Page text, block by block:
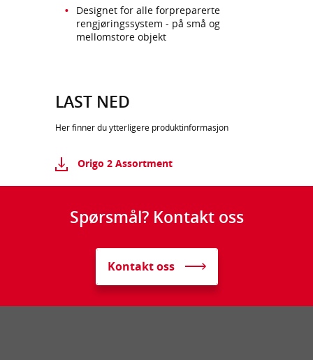
Designet for alle forpreparerte
rengjøringssystem - på små og
mellomstore objekt
LAST NED
Her finner du ytterligere produktinformasjon
Origo 2 Assortment
Spørsmål? Kontakt oss
Kontakt oss